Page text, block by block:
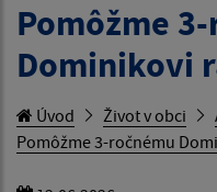
Pomôžme
Dominikovi
Úvod Život v obci
Pomôžme 3-ročnému